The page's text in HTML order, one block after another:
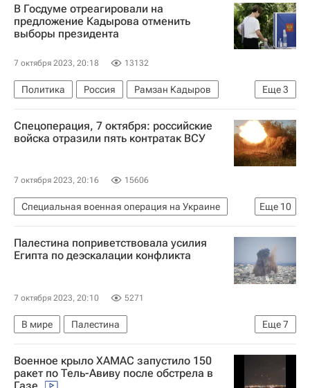
Татьяна Витушева
Сергей Собянин
Москва
Московская область (Подмосковье)
В Госдуме отреагировали на
предложение Кадырова отменить
выборы президента
7 октября 2023, 20:18 13132
Еще3
Политика Россия
Рамзан Кадыров
Госдума РФ
Султан Хамзаев
Владимир Путин
Спецоперация, 7 октября: российские
войска отразили пять контратак ВСУ
7 октября 2023, 20:16 15606
Еще 10
Специальная военная операция на Украине
Россия
Служба безопасности Украины
Сергей Шойгу
Киев
Владимир Зеленский
Украина
Су-25 В мире
Палестина поприветствовала усилия
Египта по деэскалации конфликта
7 октября 2023, 20:10 5271
Еще7
В мире
Палестина
Обострение палестино-израильского конфликта в 2023 году
Израиль
Махмуд Аббас
ХАМАС
Военное крыло ХАМАС запустило 150
ракет по Тель-Авиву после обстрела в
Газе